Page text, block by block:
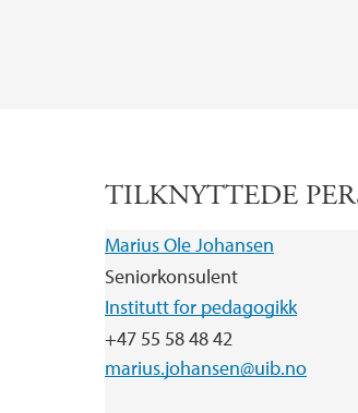
TILKNYTTEDE
Marius Ole Johansen
Seniorkonsulent
Institutt for pedagogikk
+47 55 58 48 42
marius.johansen@uib.no